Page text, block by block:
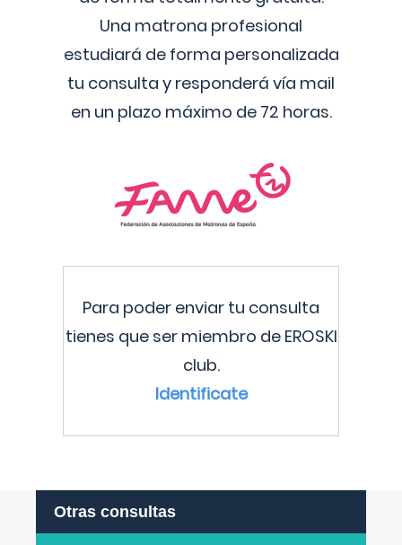
Una matrona profesional
estudiará de forma personalizada
tu consulta y responderá vía mail
en un plazo máximo de 72 horas.
Para poder enviar tu consulta
tienes que ser miembro de EROSKI
club.
Identificate
Otras consultas